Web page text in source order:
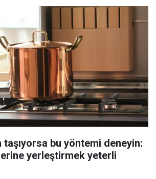
bu yöntemi deneyin:
yerleştirmek yeterli